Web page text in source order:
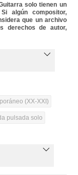
solo tienen un
algún compositor,
que un archivo
derechos de autor,
(XX-XXI)
pulsada solo